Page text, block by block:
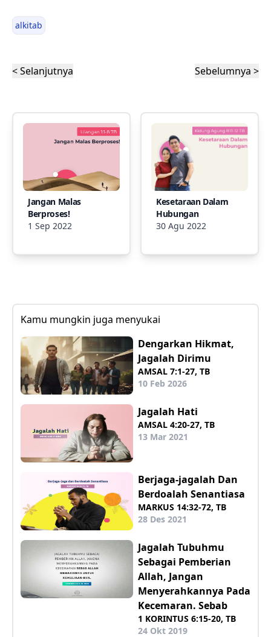
alkitab
< Selanjutnya Sebelumnya >
Jangan Malas
Berproses!
1 Sep 2022
Kesetaraan Dalam
Hubungan
30 Agu 2022
Kamu mungkin juga menyukai
Dengarkan Hikmat,
Jagalah Dirimu
AMSAL 7:1-27, TB
10 Feb 2026
Jagalah Hati
AMSAL 4:20-27, TB
13 Mar 2021
Berjaga-jagalah Dan
Berdoalah Senantiasa
MARKUS 14:32-72, TB
28 Des 2021
Jagalah Tubuhmu
Sebagai Pemberian
Allah, Jangan
Menyerahkannya Pada
Kecemaran. Sebab
1 KORINTUS 6:15-20, TB
24 Okt 2019